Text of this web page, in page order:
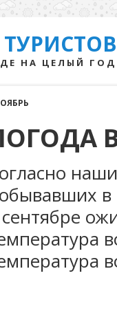
НА ЦЕЛЫЙ ГОД
в